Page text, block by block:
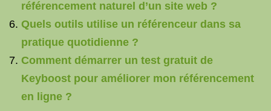
référencement naturel d’un site web ?
Quels outils utilise un référenceur dans sa
pratique quotidienne ?
Comment démarrer un test gratuit de
Keyboost pour améliorer mon référencement
en ligne ?